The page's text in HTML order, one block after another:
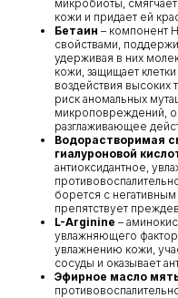
микробиоты,
кожи и придает ей
Бетаин – компонент
свойствами,
удерживая в них
кожи, защищает
воздействия высоких
риск аномальных
микроповреждений,
разглаживающее
Водорастворимая
гиалуроновой
антиоксидантное,
борется с
препятствует
L-Arginine –
увлажняющего
увлажнению кожи,
сосуды и оказывает
Эфирное масло